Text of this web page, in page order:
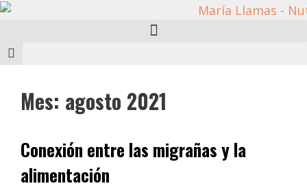
Mes: agosto 2021
Conexión entre las migrañas y la
alimentación